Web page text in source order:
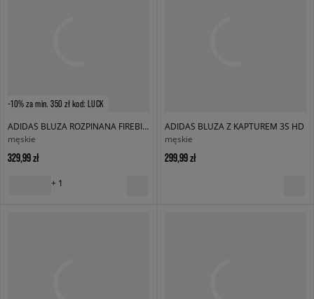
-10% za min. 350 zł kod: LUCK
ADIDAS BLUZA ROZPINANA FIREBIRD TT
męskie
329,99 zł
+ 1
ADIDAS BLUZA Z KAPTUREM 3S HD
męskie
299,99 zł